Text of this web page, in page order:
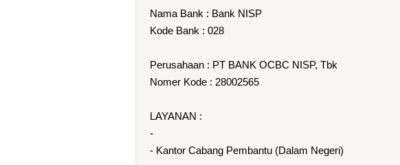
Nama Bank : Bank NISP
Kode Bank : 028
Perusahaan : PT BANK OCBC NISP, Tbk
Nomer Kode : 28002565
LAYANAN :
-
- Kantor Cabang Pembantu (Dalam Negeri)